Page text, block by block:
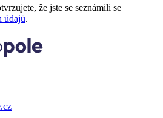
že jste se seznámili se
údajů.